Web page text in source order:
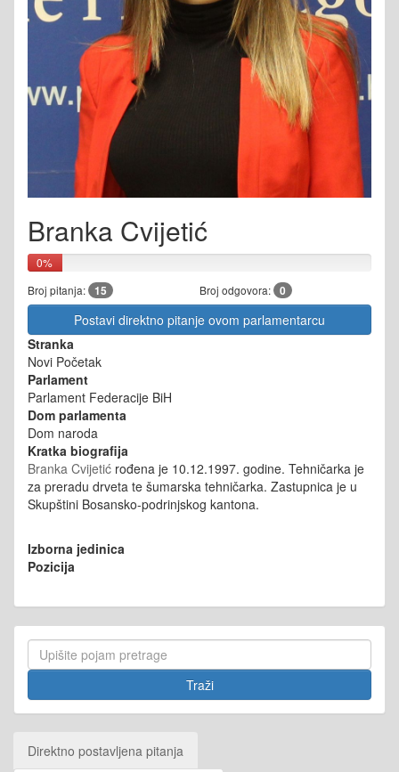
Branka Cvijetić
0%
Broj pitanja: 15 Broj odgovora: 0
Postavi direktno pitanje ovom parlamentarcu
Stranka
Novi Početak
Parlament
Parlament Federacije BiH
Dom parlamenta
Dom naroda
Kratka biografija
Branka Cvijetić rođena je 10.12.1997. godine. Tehničarka je
za preradu drveta te šumarska tehničarka. Zastupnica je u
Skupštini Bosansko-podrinjskog kantona.
Izborna jedinica
Pozicija
Direktno postavljena pitanja